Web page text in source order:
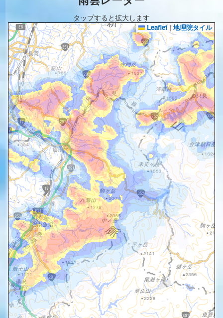
タップすると拡大します
Leaflet | 地理院タイル